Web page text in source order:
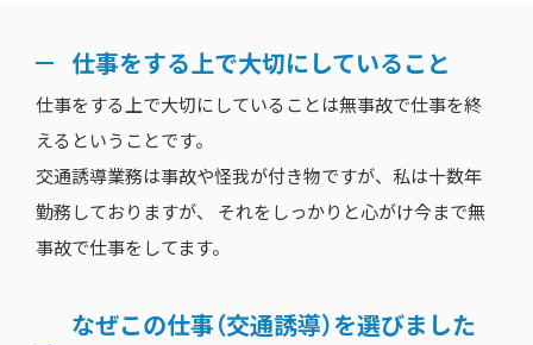
仕事をする上で大切にしていること
仕事をする上で大切にしていることは無事故で仕事を終
えるということです。
交通誘導業務は事故や怪我が付き物ですが、私は十数年
勤務しておりますが、 それをしっかりと心がけ今まで無
事故で仕事をしてます。
なぜこの仕事（交通誘導）を選びました